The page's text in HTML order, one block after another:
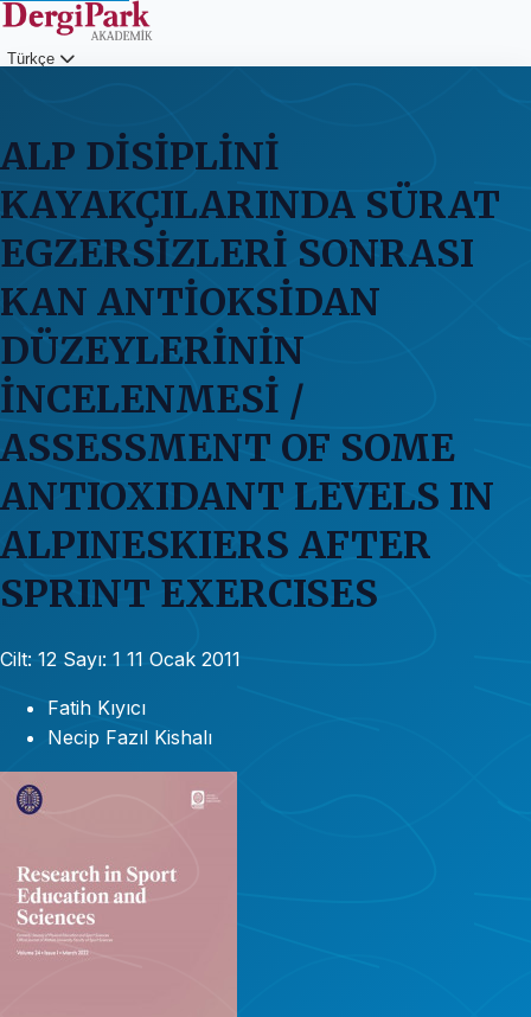
Türkçe
ALP DİSİPLİNİ
KAYAKÇILARINDA SÜRAT
EGZERSİZLERİ SONRASI
KAN ANTİOKSİDAN
DÜZEYLERİNİN
İNCELENMESİ /
ASSESSMENT OF SOME
ANTIOXIDANT LEVELS IN
ALPINESKIERS AFTER
SPRINT EXERCISES
Cilt: 12 Sayı: 1 11 Ocak 2011
Fatih Kıyıcı
Necip Fazıl Kishalı